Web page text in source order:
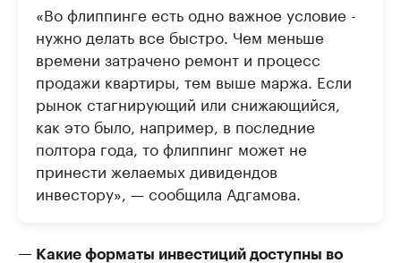
«Во флиппинге есть одно важное условие -
нужно делать все быстро. Чем меньше
времени затрачено ремонт и процесс
продажи квартиры, тем выше маржа. Если
рынок стагнирующий или снижающийся,
как это было, например, в последние
полтора года, то флиппинг может не
принести желаемых дивидендов
инвестору», — сообщила Адгамова.
— Какие форматы инвестиций доступны во